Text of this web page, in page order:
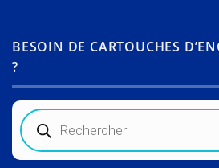
BESOIN DE CARTOUCHES
?
Recherche
de
produits